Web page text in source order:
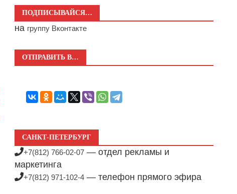
ПОДПИСЫВАЙСЯ…
на группу Вконтакте
ОТПРАВИТЬ В…
САНКТ-ПЕТЕРБУРГ
+7(812) 766-02-07 — отдел рекламы и
маркетинга
+7(812) 971-102-4 — телефон прямого эфира